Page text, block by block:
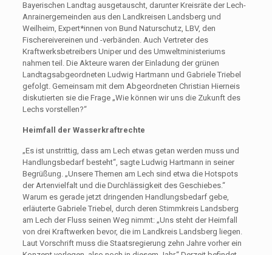
Bayerischen Landtag ausgetauscht, darunter Kreisräte der Lech-
Anrainergemeinden aus den Landkreisen Landsberg und
Weilheim, Expert*innen von Bund Naturschutz, LBV, den
Fischereivereinen und -verbänden. Auch Vertreter des
Kraftwerksbetreibers Uniper und des Umweltministeriums
nahmen teil. Die Akteure waren der Einladung der grünen
Landtagsabgeordneten Ludwig Hartmann und Gabriele Triebel
gefolgt. Gemeinsam mit dem Abgeordneten Christian Hierneis
diskutierten sie die Frage „Wie können wir uns die Zukunft des
Lechs vorstellen?“
Heimfall der Wasserkraftrechte
„Es ist unstrittig, dass am Lech etwas getan werden muss und
Handlungsbedarf besteht“, sagte Ludwig Hartmann in seiner
Begrüßung. „Unsere Themen am Lech sind etwa die Hotspots
der Artenvielfalt und die Durchlässigkeit des Geschiebes.“
Warum es gerade jetzt dringenden Handlungsbedarf gebe,
erläuterte Gabriele Triebel, durch deren Stimmkreis Landsberg
am Lech der Fluss seinen Weg nimmt: „Uns steht der Heimfall
von drei Kraftwerken bevor, die im Landkreis Landsberg liegen.
Laut Vorschrift muss die Staatsregierung zehn Jahre vorher ein